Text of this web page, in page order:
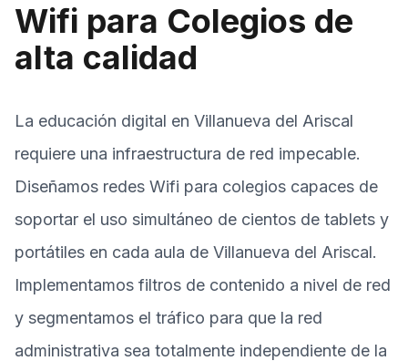
Wifi para Colegios de
alta calidad
La educación digital en Villanueva del Ariscal
requiere una infraestructura de red impecable.
Diseñamos redes Wifi para colegios capaces de
soportar el uso simultáneo de cientos de tablets y
portátiles en cada aula de Villanueva del Ariscal.
Implementamos filtros de contenido a nivel de red
y segmentamos el tráfico para que la red
administrativa sea totalmente independiente de la